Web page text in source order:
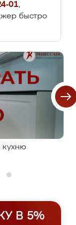
01,
быстро
кухню
В 5%